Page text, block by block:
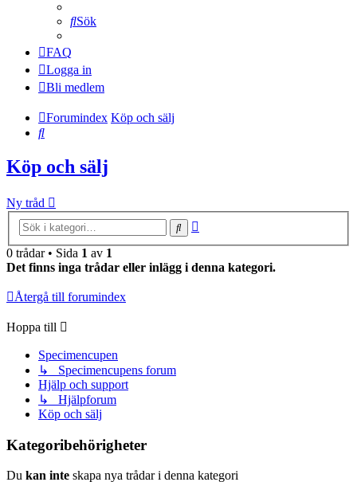
Sök
FAQ
Logga in
Bli medlem
Forumindex Köp och sälj
Sök
Köp och sälj
Ny tråd
Sök
0 trådar • Sida 1 av 1
Det finns inga trådar eller inlägg i denna kategori.
Återgå till forumindex
Hoppa till
Specimencupen
↳ Specimencupens forum
Hjälp och support
↳ Hjälpforum
Köp och sälj
Kategoribehörigheter
Du kan inte skapa nya trådar i denna kategori